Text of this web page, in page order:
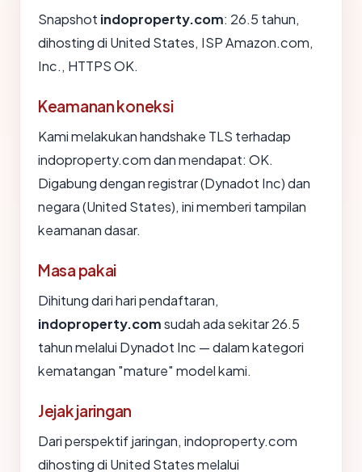
Snapshot indoproperty.com: 26.5 tahun,
dihosting di United States, ISP Amazon.com,
Inc., HTTPS OK.
Keamanan koneksi
Kami melakukan handshake TLS terhadap
indoproperty.com dan mendapat: OK.
Digabung dengan registrar (Dynadot Inc) dan
negara (United States), ini memberi tampilan
keamanan dasar.
Masa pakai
Dihitung dari hari pendaftaran,
indoproperty.comsudah ada sekitar 26.5
tahun melalui Dynadot Inc — dalam kategori
kematangan "mature" model kami.
Jejak jaringan
Dari perspektif jaringan, indoproperty.com
dihosting di United States melalui